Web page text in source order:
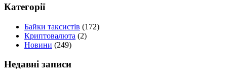
Категорії
Байки таксистів (172)
Криптовалюта (2)
Новини (249)
Недавні записи